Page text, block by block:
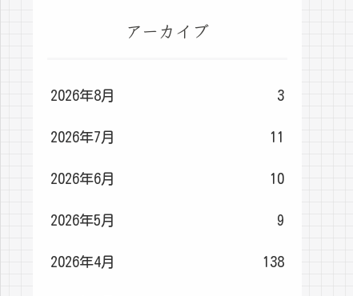
アーカイブ
2026年8月 3
2026年7月 11
2026年6月 10
2026年5月 9
2026年4月 138